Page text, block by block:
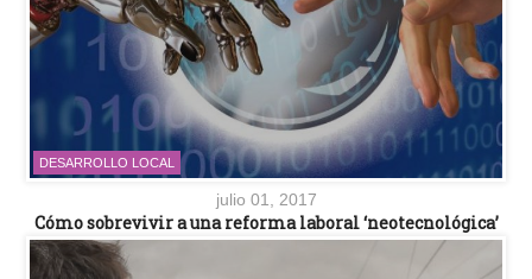
DESARROLLO LOCAL
julio 01, 2017
Cómo sobrevivir a una reforma laboral ‘neotecnológica’